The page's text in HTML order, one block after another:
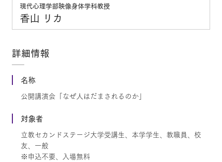
現代心理学部映像身体学科教授
香山 リカ
詳細情報
名称
公開講演会「なぜ人はだまされるのか」
対象者
立教セカンドステージ大学受講生、本学学生、教職員、校
友、一般
※申込不要、入場無料